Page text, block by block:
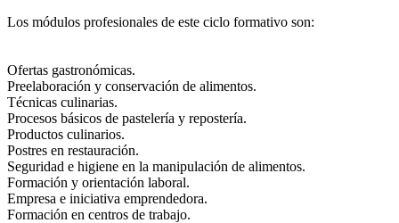
Los módulos profesionales de este ciclo formativo son:
Ofertas gastronómicas.
Preelaboración y conservación de alimentos.
Técnicas culinarias.
Procesos básicos de pastelería y repostería.
Productos culinarios.
Postres en restauración.
Seguridad e higiene en la manipulación de alimentos.
Formación y orientación laboral.
Empresa e iniciativa emprendedora.
Formación en centros de trabajo.